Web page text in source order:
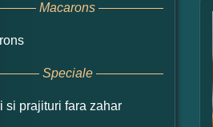
Macarons
Speciale
si prajituri fara zahar